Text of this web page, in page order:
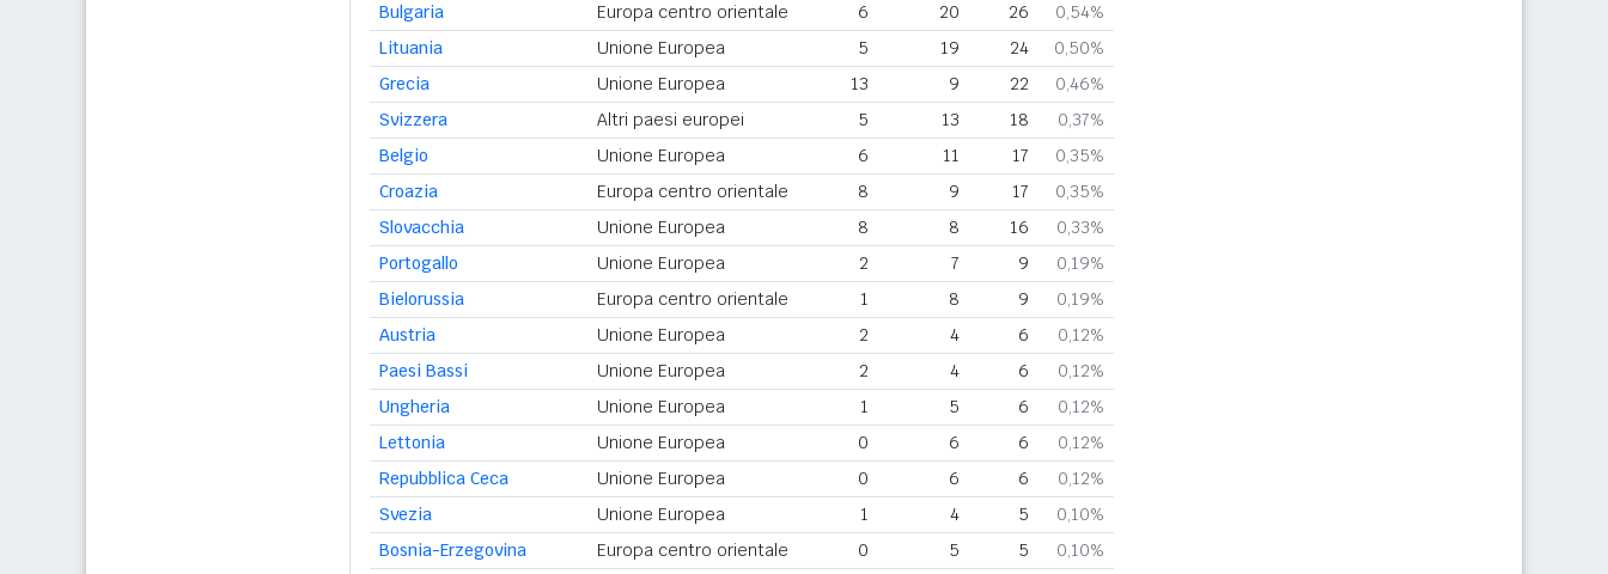
Bulgaria
Europa centro orientale 6 20 26
0,54%
Lituania
Unione Europea 5 19 24
0,50%
Grecia
Unione Europea 13 9 22
0,46%
Svizzera
Altri paesi europei 5 13 18
0,37%
Belgio
Unione Europea 6 11 17
0,35%
Croazia
Europa centro orientale 8 9 17
0,35%
Slovacchia
Unione Europea 8 8 16
0,33%
Portogallo
Unione Europea 2 7 9
0,19%
Bielorussia
Europa centro orientale 1 8 9
0,19%
Austria
Unione Europea 2 4 6
0,12%
Paesi Bassi
Unione Europea 2 4 6
0,12%
Ungheria
Unione Europea 1 5 6
0,12%
Lettonia
Unione Europea 0 6 6
0,12%
Repubblica Ceca
Unione Europea 0 6 6
0,12%
Svezia
Unione Europea 1 4 5
0,10%
Bosnia-Erzegovina
Europa centro orientale 0 5 5
0,10%